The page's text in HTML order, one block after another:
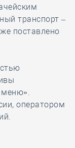
транспорт –
поставлено
оператором